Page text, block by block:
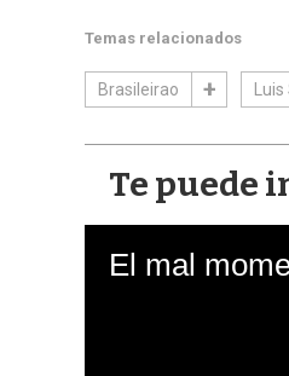
Temas relacionados
Brasileirao
Te puede